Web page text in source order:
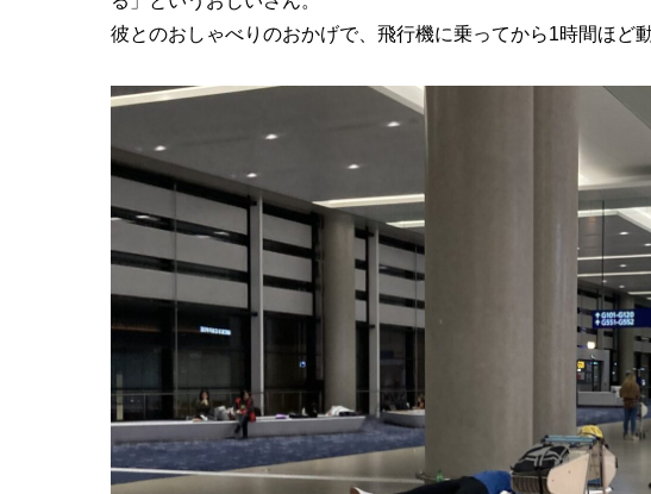
彼とのおしゃべりのおかげで、飛行機に乗ってから1時間ほど